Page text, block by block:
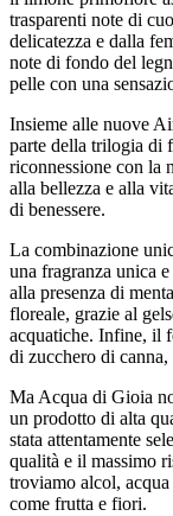
trasparenti note di
delicatezza e dalla
note di fondo del
pelle con una
Insieme alle nuove
parte della trilogia di
riconnessione con la
alla bellezza e alla
di benessere.
La combinazione
una fragranza unica
alla presenza di
floreale, grazie al
acquatiche. Infine, il
di zucchero di canna,
Ma Acqua di Gioia
un prodotto di alta
stata attentamente
qualità e il massimo
troviamo alcol,
come frutta e fiori.